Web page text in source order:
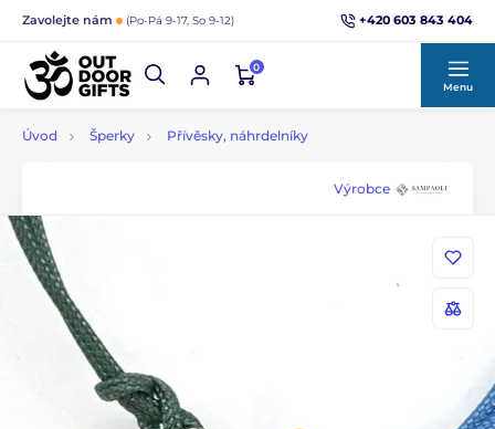
Zavolejte nám (Po-Pá 9-17, So 9-12) +420 603 843 404
0
Menu
Úvod Šperky Přívěsky, náhrdelníky
Výrobce